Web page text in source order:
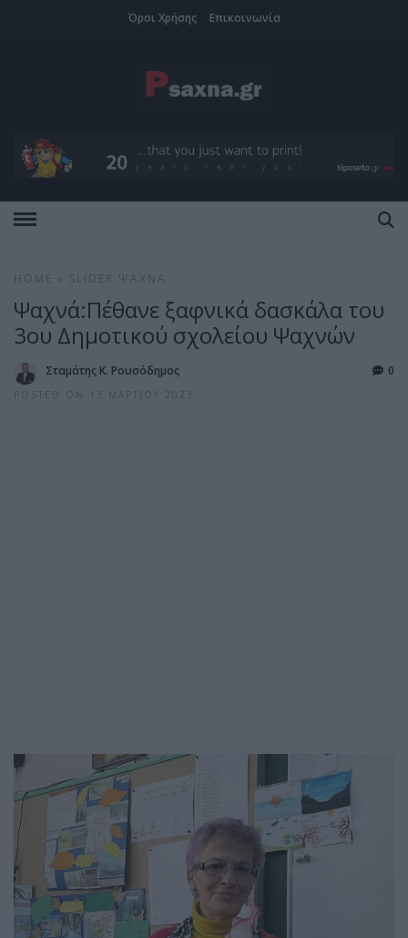
Όροι Χρήσης Επικοινωνία
HOME SLIDER ΨΑΧΝΆ
Ψαχνά:Πέθανε ξαφνικά δασκάλα του
3ου Δημοτικού σχολείου Ψαχνών
Σταμάτης Κ. Ρουσόδημος
POSTED ON 13 ΜΑΡΤΊΟΥ 2023
0